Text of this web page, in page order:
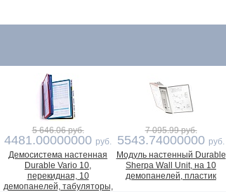
5 646.06 руб.
4481.00000000 руб.
Демосистема настенная
Durable Vario 10,
перекидная, 10
демопанелей, табуляторы,
7 095.99 руб.
5543.74000000 руб.
Модуль настенный Durable
Sherpa Wall Unit, на 10
демопанелей, пластик